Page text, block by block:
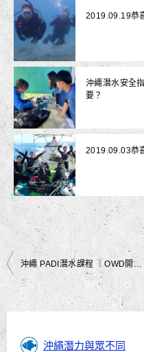
2019.09.19恭
沖繩潛水安全
要？
2019.09.03恭
文
章
導
覽
沖繩 PADI潛水課程 ｜OWD開放水域潛水員｜黑潮潛水
沖繩潛力與眾不同